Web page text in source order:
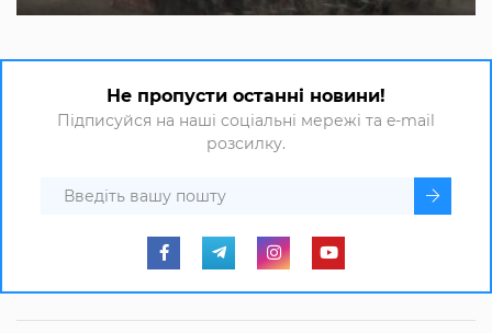
Не пропусти останні новини!
Підписуйся на наші соціальні мережі та e-mail
розсилку.